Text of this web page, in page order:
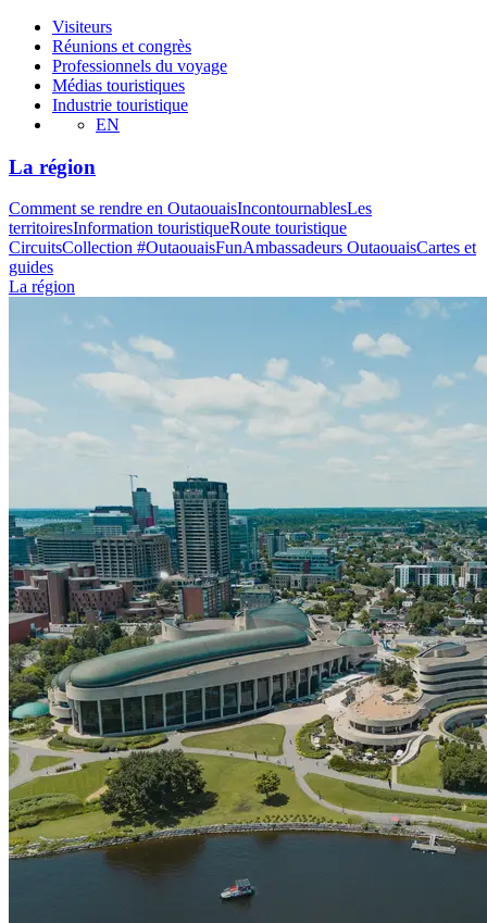
Visiteurs
Réunions et congrès
Professionnels du voyage
Médias touristiques
Industrie touristique
EN
La région
Comment se rendre en OutaouaisIncontournablesLes
territoiresInformation touristiqueRoute touristique
CircuitsCollection #OutaouaisFunAmbassadeurs OutaouaisCartes et
guides
La région